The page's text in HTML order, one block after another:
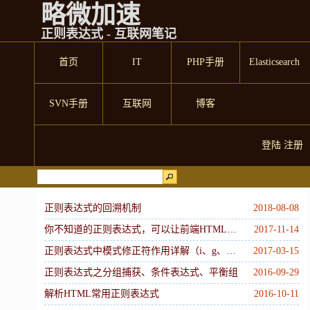
略微加速
正则表达式 - 互联网笔记
首页 IT PHP手册 Elasticsearch
SVN手册 互联网 博客
登陆 注册
2018-08-08
正则表达式的回溯机制
2017-11-14
你不知道的正则表达式，可以让前端HTML代码少1000行
2017-03-15
正则表达式中模式修正符作用详解（i、g、m、s、x、e）
2016-09-29
正则表达式之分组捕获、条件表达式、平衡组
2016-10-11
解析HTML常用正则表达式